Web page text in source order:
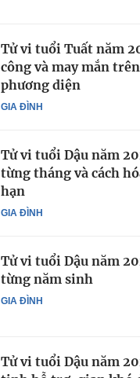
GIA ĐÌNH
Tử vi tuổi Tuất năm
công và may mắn
phương diện
GIA ĐÌNH
Tử vi tuổi Dậu năm
từng tháng và cách
hạn
GIA ĐÌNH
Tử vi tuổi Dậu năm
từng năm sinh
Tử vi tuổi Dậu năm